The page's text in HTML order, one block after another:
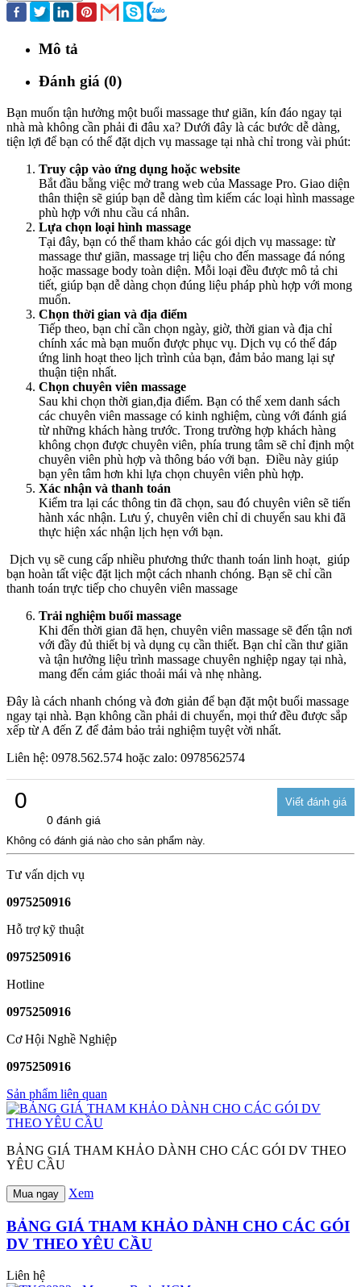
Mô tả
Đánh giá (0)
Bạn muốn tận hưởng một buổi massage thư giãn, kín đáo ngay tại
nhà mà không cần phải đi đâu xa? Dưới đây là các bước dễ dàng,
tiện lợi để bạn có thể đặt dịch vụ massage tại nhà chỉ trong vài phút:
Truy cập vào ứng dụng hoặc website
Bắt đầu bằng việc mở trang web của Massage Pro. Giao diện
thân thiện sẽ giúp bạn dễ dàng tìm kiếm các loại hình massage
phù hợp với nhu cầu cá nhân.
Lựa chọn loại hình massage
Tại đây, bạn có thể tham khảo các gói dịch vụ massage: từ
massage thư giãn, massage trị liệu cho đến massage đá nóng
hoặc massage body toàn diện. Mỗi loại đều được mô tả chi
tiết, giúp bạn dễ dàng chọn đúng liệu pháp phù hợp với mong
muốn.
Chọn thời gian và địa điểm
Tiếp theo, bạn chỉ cần chọn ngày, giờ, thời gian và địa chỉ
chính xác mà bạn muốn được phục vụ. Dịch vụ có thể đáp
ứng linh hoạt theo lịch trình của bạn, đảm bảo mang lại sự
thuận tiện nhất.
Chọn chuyên viên massage
Sau khi chọn thời gian,địa điểm. Bạn có thể xem danh sách
các chuyên viên massage có kinh nghiệm, cùng với đánh giá
từ những khách hàng trước. Trong trường hợp khách hàng
không chọn được chuyên viên, phía trung tâm sẽ chỉ định một
chuyên viên phù hợp và thông báo với bạn. Điều này giúp
bạn yên tâm hơn khi lựa chọn chuyên viên phù hợp.
Xác nhận và thanh toán
Kiểm tra lại các thông tin đã chọn, sau đó chuyên viên sẽ tiến
hành xác nhận. Lưu ý, chuyên viên chỉ di chuyển sau khi đã
thực hiện xác nhận lịch hẹn với bạn.
Dịch vụ sẽ cung cấp nhiều phương thức thanh toán linh hoạt, giúp
bạn hoàn tất việc đặt lịch một cách nhanh chóng. Bạn sẽ chỉ cần
thanh toán trực tiếp cho chuyên viên massage
Trải nghiệm buổi massage
Khi đến thời gian đã hẹn, chuyên viên massage sẽ đến tận nơi
với đầy đủ thiết bị và dụng cụ cần thiết. Bạn chỉ cần thư giãn
và tận hưởng liệu trình massage chuyên nghiệp ngay tại nhà,
mang đến cảm giác thoải mái và nhẹ nhàng.
Đây là cách nhanh chóng và đơn giản để bạn đặt một buổi massage
ngay tại nhà. Bạn không cần phải di chuyển, mọi thứ đều được sắp
xếp từ A đến Z để đảm bảo trải nghiệm tuyệt vời nhất.
Liên hệ: 0978.562.574 hoặc zalo: 0978562574
0
0 đánh giá
Không có đánh giá nào cho sản phẩm này.
Tư vấn dịch vụ
0975250916
Hỗ trợ kỹ thuật
0975250916
Hotline
0975250916
Cơ Hội Nghề Nghiệp
0975250916
Sản phẩm liên quan
BẢNG GIÁ THAM KHẢO DÀNH CHO CÁC GÓI DV THEO
YÊU CẦU
Mua ngay Xem
BẢNG GIÁ THAM KHẢO DÀNH CHO CÁC GÓI
DV THEO YÊU CẦU
Liên hệ